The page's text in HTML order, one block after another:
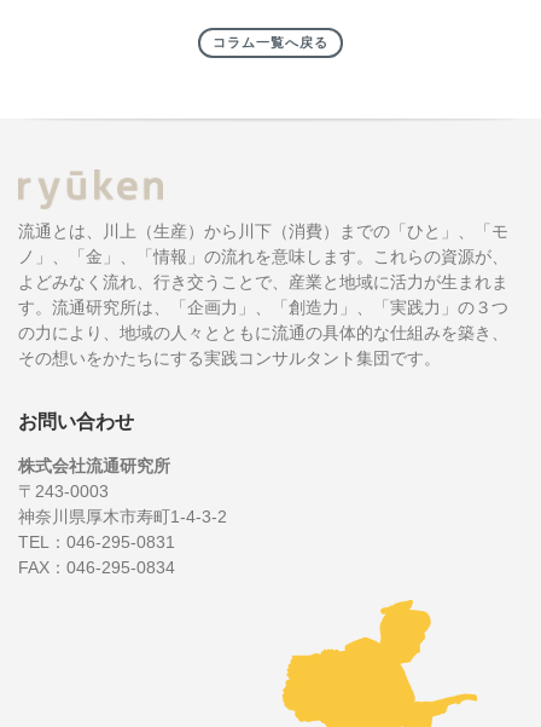
コラム一覧へ戻る
流通とは、川上（生産）から川下（消費）までの「ひと」、「モ
ノ」、「金」、「情報」の流れを意味します。これらの資源が、
よどみなく流れ、行き交うことで、産業と地域に活力が生まれま
す。流通研究所は、「企画力」、「創造力」、「実践力」の３つ
の力により、地域の人々とともに流通の具体的な仕組みを築き、
その想いをかたちにする実践コンサルタント集団です。
お問い合わせ
株式会社流通研究所
〒243-0003
神奈川県厚木市寿町1-4-3-2
TEL：046-295-0831
FAX：046-295-0834